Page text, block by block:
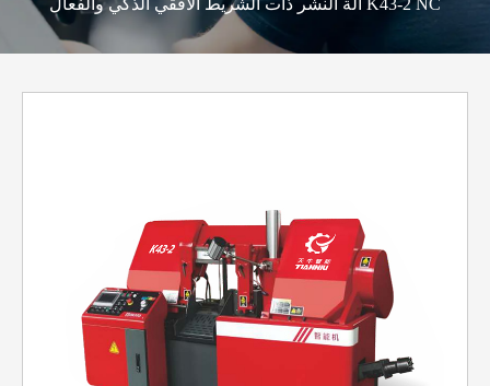
آلة النشر ذات الشريط الأفقي الذكي والفعال K43-2 NC